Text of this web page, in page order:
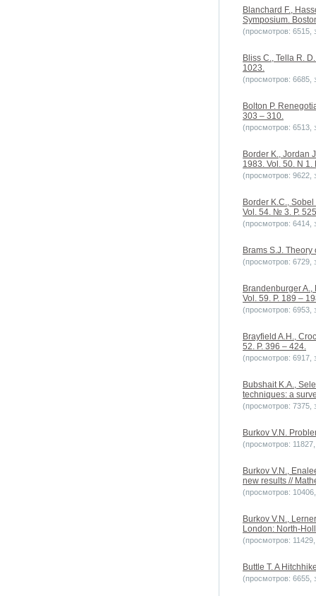
Blanchard F.,
Symposium.
(просмотров: 6515,
Bliss C., Tella R.
1023.
(просмотров: 6685,
Bolton P.
303 – 310.
(просмотров: 6513,
Border K., Jordan
1983. Vol. 50. N 1.
(просмотров: 9622,
Border K.C.,
Vol. 54. № 3. P.
(просмотров: 6414,
Brams S.J.
(просмотров: 6729,
Brandenburger
Vol. 59. P. 189 –
(просмотров: 6953,
Brayfield A.H.,
52. P. 396 – 424.
(просмотров: 6917,
Bubshait K.A.,
techniques: a
(просмотров: 7375,
Burkov V.N.
(просмотров:
Burkov V.N.,
new results //
(просмотров:
Burkov V.N.,
London: North-
(просмотров:
Buttle T. A
(просмотров: 6655,